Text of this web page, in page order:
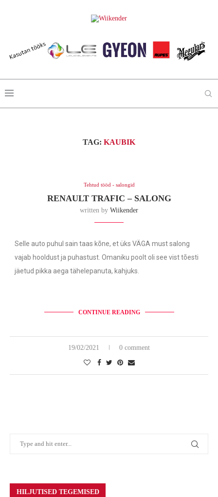
TAG: KAUBIK
Tehtud tööd - salongid
RENAULT TRAFIC – SALONG
written by Wiikender
Selle auto puhul sain taas kõne, et üks VÄGA must salong
vajab hooldust ja puhastust. Omaniku poolt oli see vist tõesti
jäetud pikka aega tähelepanuta, kahjuks.
CONTINUE READING
19/02/2021 0 comment
HILJUTISED TEGEMISED